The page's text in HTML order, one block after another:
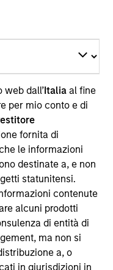
web dall’Italia al fine
per mio conto e di
fornita di
le informazioni
destinate a, e non
statunitensi.
contenute
alcuni prodotti
di entità di
ma non si
a, o
in giurisdizioni in
relative ai
Funds, una
di diritto
nel
Parte 1 della Legge
La Società è
in valori mobiliari
richieste di
senza aver
Informativo, del
chiave (“KID”) o del
chiave per gli
e della